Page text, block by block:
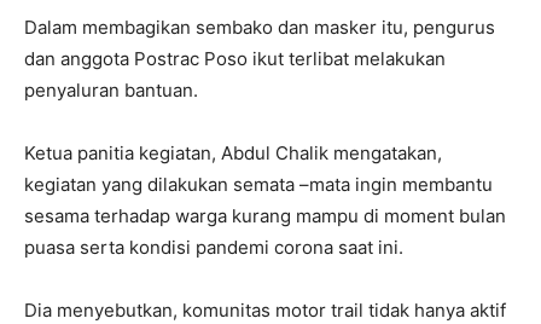
Dalam membagikan sembako dan masker itu, pengurus
dan anggota Postrac Poso ikut terlibat melakukan
penyaluran bantuan.
Ketua panitia kegiatan, Abdul Chalik mengatakan,
kegiatan yang dilakukan semata –mata ingin membantu
sesama terhadap warga kurang mampu di moment bulan
puasa serta kondisi pandemi corona saat ini.
Dia menyebutkan, komunitas motor trail tidak hanya aktif